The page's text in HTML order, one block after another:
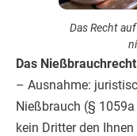
Das Recht
Das
– Ausnahme:
Nießbrauch (§ 1059a
kein Dritter den